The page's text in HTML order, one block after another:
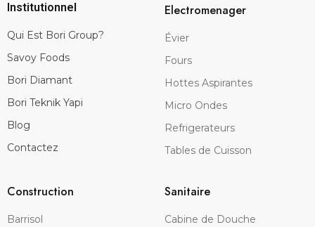
Institutionnel
Qui Est Bori Group?
Savoy Foods
Bori Diamant
Bori Teknik Yapi
Blog
Contactez
Electromenager
Évier
Fours
Hottes Aspirantes
Micro Ondes
Refrigerateurs
Tables de Cuisson
Construction
Barrisol
Sanitaire
Cabine de Douche